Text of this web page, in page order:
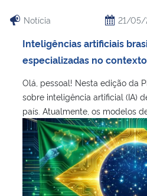
Notícia 21/05/
Inteligências artificiais
especializadas no
Olá, pessoal! Nesta edição da
sobre inteligência artificial (IA)
país. Atualmente, os modelos